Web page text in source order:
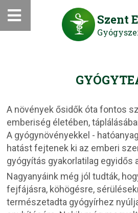
Szent
A növények ősidők óta fontos
emberiség életében,
A gyógynövényekkel -
hatást fejtenek ki az emberi
gyógyítás gyakorlatilag egyidős
Nagyanyáink még jól tudták,
fejfájásra, köhögésre,
természetadta gyógyírhez